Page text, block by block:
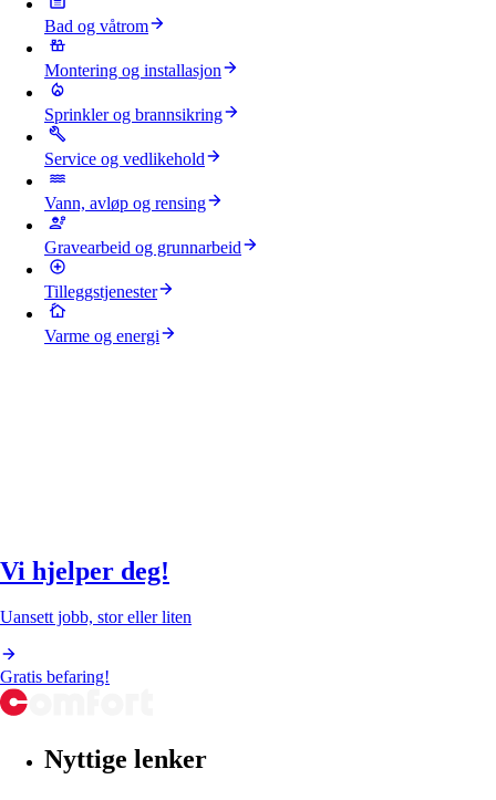
Bad og våtrom
Montering og installasjon
Sprinkler og brannsikring
Service og vedlikehold
Vann, avløp og rensing
Gravearbeid og grunnarbeid
Tilleggstjenester
Varme og energi
Vi hjelper deg!
Uansett jobb, stor eller liten
Gratis befaring!
Nyttige lenker